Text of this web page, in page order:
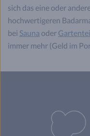
sich das eine oder
hochwertigeren
bei Sauna oder
immer mehr (Geld im